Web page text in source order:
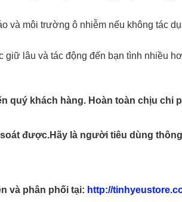
và môi trường ô nhiễm nếu không tác
giữ lâu và tác động đến bạn tình nhiều
quý khách hàng. Hoàn toàn chịu chi
được.Hãy là người tiêu dùng
và phân phối tại: http://